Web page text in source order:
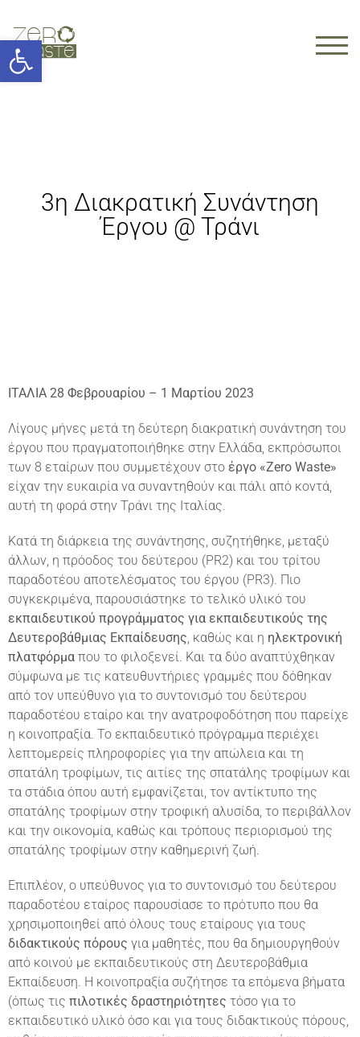
Ανοίξτε τη γραμμή εργαλείων
3η Διακρατική Συνάντηση
Έργου @ Τράνι
ΙΤΑΛΙΑ 28 Φεβρουαρίου – 1 Μαρτίου 2023
Λίγους μήνες μετά τη δεύτερη διακρατική συνάντηση του
έργου που πραγματοποιήθηκε στην Ελλάδα, εκπρόσωποι
των 8 εταίρων που συμμετέχουν στο έργο «Zero Waste»
είχαν την ευκαιρία να συναντηθούν και πάλι από κοντά,
αυτή τη φορά στην Τράνι της Ιταλίας.
Κατά τη διάρκεια της συνάντησης, συζητήθηκε, μεταξύ
άλλων, η πρόοδος του δεύτερου (PR2) και του τρίτου
παραδοτέου αποτελέσματος του έργου (PR3). Πιο
συγκεκριμένα, παρουσιάστηκε το τελικό υλικό του
εκπαιδευτικού προγράμματος για εκπαιδευτικούς της
Δευτεροβάθμιας Εκπαίδευσης, καθώς και η ηλεκτρονική
πλατφόρμα που το φιλοξενεί. Και τα δύο αναπτύχθηκαν
σύμφωνα με τις κατευθυντήριες γραμμές που δόθηκαν
από τον υπεύθυνο για το συντονισμό του δεύτερου
παραδοτέου εταίρο και την ανατροφοδότηση που παρείχε
η κοινοπραξία. Το εκπαιδευτικό πρόγραμμα περιέχει
λεπτομερείς πληροφορίες για την απώλεια και τη
σπατάλη τροφίμων, τις αιτίες της σπατάλης τροφίμων και
τα στάδια όπου αυτή εμφανίζεται, τον αντίκτυπο της
σπατάλης τροφίμων στην τροφική αλυσίδα, το περιβάλλον
και την οικονομία, καθώς και τρόπους περιορισμού της
σπατάλης τροφίμων στην καθημερινή ζωή.
Επιπλέον, ο υπεύθυνος για το συντονισμό του δεύτερου
παραδοτέου εταίρος παρουσίασε το πρότυπο που θα
χρησιμοποιηθεί από όλους τους εταίρους για τους
διδακτικούς πόρους για μαθητές, που θα δημιουργηθούν
από κοινού με εκπαιδευτικούς στη Δευτεροβάθμια
Εκπαίδευση. Η κοινοπραξία συζήτησε τα επόμενα βήματα
(όπως τις πιλοτικές δραστηριότητες τόσο για το
εκπαιδευτικό υλικό όσο και για τους διδακτικούς πόρους,